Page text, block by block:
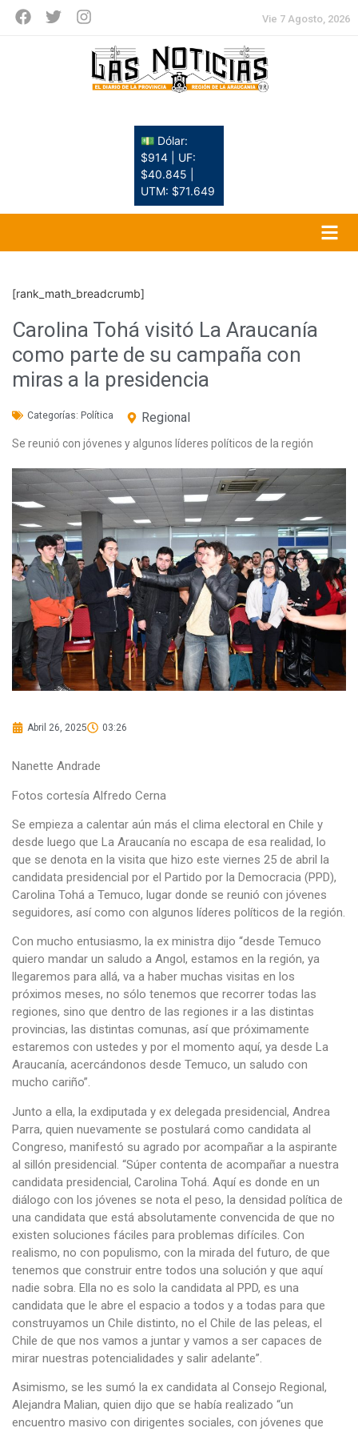
Vie 7 Agosto, 2026
💵 Dólar:
$914 | UF:
$40.845 |
UTM: $71.649
[rank_math_breadcrumb]
Carolina Tohá visitó La Araucanía
como parte de su campaña con
miras a la presidencia
Categorías: Política Regional
Se reunió con jóvenes y algunos líderes políticos de la región
Abril 26, 2025 03:26
Nanette Andrade
Fotos cortesía Alfredo Cerna
Se empieza a calentar aún más el clima electoral en Chile y
desde luego que La Araucanía no escapa de esa realidad, lo
que se denota en la visita que hizo este viernes 25 de abril la
candidata presidencial por el Partido por la Democracia (PPD),
Carolina Tohá a Temuco, lugar donde se reunió con jóvenes
seguidores, así como con algunos líderes políticos de la región.
Con mucho entusiasmo, la ex ministra dijo “desde Temuco
quiero mandar un saludo a Angol, estamos en la región, ya
llegaremos para allá, va a haber muchas visitas en los
próximos meses, no sólo tenemos que recorrer todas las
regiones, sino que dentro de las regiones ir a las distintas
provincias, las distintas comunas, así que próximamente
estaremos con ustedes y por el momento aquí, ya desde La
Araucanía, acercándonos desde Temuco, un saludo con
mucho cariño”.
Junto a ella, la exdiputada y ex delegada presidencial, Andrea
Parra, quien nuevamente se postulará como candidata al
Congreso, manifestó su agrado por acompañar a la aspirante
al sillón presidencial. “Súper contenta de acompañar a nuestra
candidata presidencial, Carolina Tohá. Aquí es donde en un
diálogo con los jóvenes se nota el peso, la densidad política de
una candidata que está absolutamente convencida de que no
existen soluciones fáciles para problemas difíciles. Con
realismo, no con populismo, con la mirada del futuro, de que
tenemos que construir entre todos una solución y que aquí
nadie sobra. Ella no es solo la candidata al PPD, es una
candidata que le abre el espacio a todos y a todas para que
construyamos un Chile distinto, no el Chile de las peleas, el
Chile de que nos vamos a juntar y vamos a ser capaces de
mirar nuestras potencialidades y salir adelante”.
Asimismo, se les sumó la ex candidata al Consejo Regional,
Alejandra Malian, quien dijo que se había realizado “un
encuentro masivo con dirigentes sociales, con jóvenes que